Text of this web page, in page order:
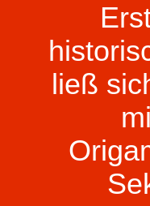
ließ